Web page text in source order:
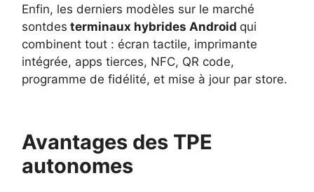
Enfin, les derniers modèles sur le marché
sontdes terminaux hybrides Android qui
combinent tout : écran tactile, imprimante
intégrée, apps tierces, NFC, QR code,
programme de fidélité, et mise à jour par store.
Avantages des TPE
autonomes